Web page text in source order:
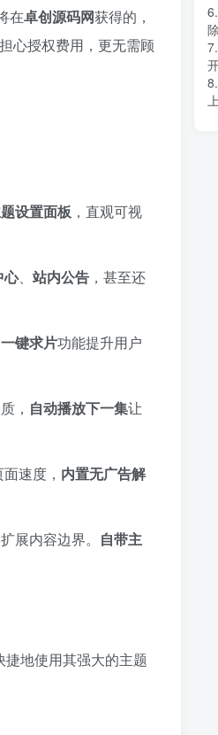
在卓创源码网获得的，
心授权费用，更无需顾
设置面板 ，直观可视
心、 站内公告 ，甚至还
一键求片功能提升用户
，​ 自动播放下一集让
速度，​ 内置无广告解
扩展内容边界。​ 自带主
捷地使用其强大的主题